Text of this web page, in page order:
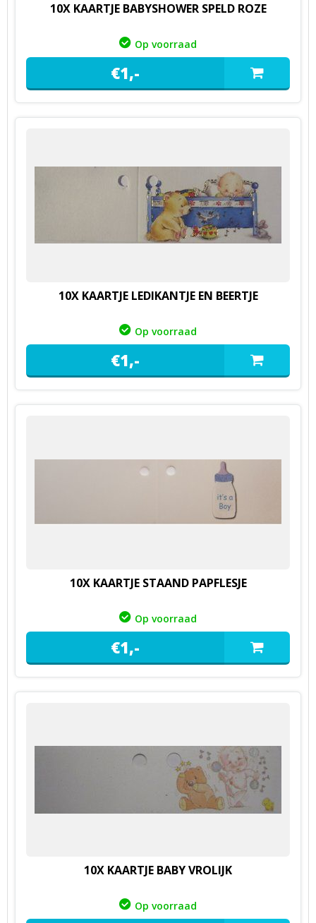
10X KAARTJE BABYSHOWER SPELD ROZE
Op voorraad
€1,-
10X KAARTJE LEDIKANTJE EN BEERTJE
Op voorraad
€1,-
10X KAARTJE STAAND PAPFLESJE
Op voorraad
€1,-
10X KAARTJE BABY VROLIJK
Op voorraad